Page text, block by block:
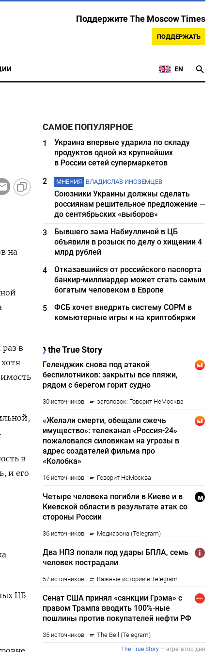
Поддержите The Moscow Times
ПОДДЕРЖАТЬ
EN
на
в
в
и его
ЦБ
САМОЕ ПОПУЛЯРНОЕ
1
Украина впервые ударила по складу
продуктов одной из крупнейших
в России сетей супермаркетов
2
МНЕНИЯ ВЛАДИСЛАВ ИНОЗЕМЦЕВ
Союзники Украины должны сделать
россиянам решительное предложение —
до сентябрьских «выборов»
3
Бывшего зама Набиуллиной в ЦБ
объявили в розыск по делу о хищении 4
млрд рублей
4
Отказавшийся от российского паспорта
банкир-миллиардер может стать самым
богатым человеком в Европе
5
ФСБ хочет внедрить систему СОРМ в
комьютерные игры и на криптобиржи